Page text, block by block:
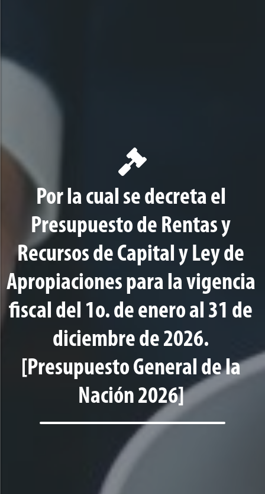
Por la cual se decreta el
Presupuesto de Rentas y
Recursos de Capital y Ley de
Apropiaciones para la vigencia
fiscal del 1o. de enero al 31 de
diciembre de 2026.
[Presupuesto General de la
Nación 2026]